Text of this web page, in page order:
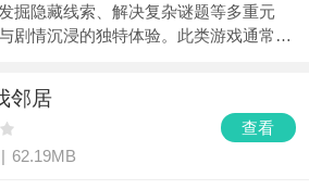
掘隐藏线索、解决复杂谜题等多重元
剧情沉浸的独特体验。此类游戏通常设
的故事线，有时还会面临时间限制、选
游戏进程充满悬念与惊喜。
查看
邻居
| 62.19MB